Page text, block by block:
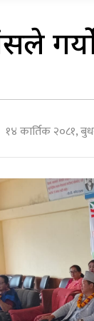
१४ कार्तिक २०८१,